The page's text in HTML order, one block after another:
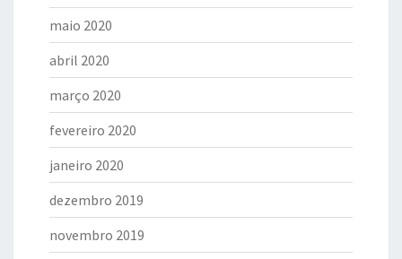
maio 2020
abril 2020
março 2020
fevereiro 2020
janeiro 2020
dezembro 2019
novembro 2019